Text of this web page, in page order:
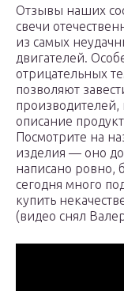
Отзывы наших
свечи
из самых
двигателей.
отрицательных
позволяют
производителей,
описание
Посмотрите на
изделия — оно
написано ровно,
сегодня много
купить
(видео снял